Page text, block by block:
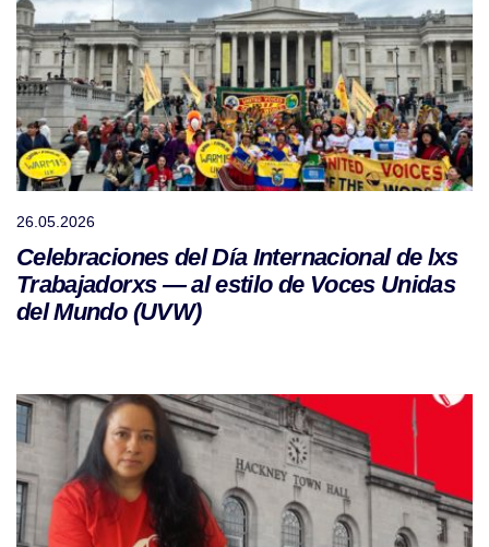
26.05.2026
Celebraciones del Día Internacional de lxs
Trabajadorxs — al estilo de Voces Unidas
del Mundo (UVW)